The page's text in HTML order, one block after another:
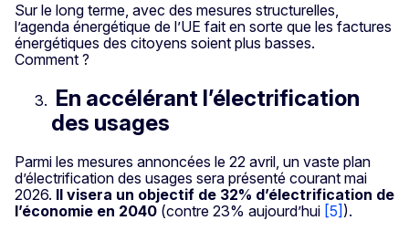
Sur le long terme, avec des mesures structurelles,
l’agenda énergétique de l’UE fait en sorte que les factures
énergétiques des citoyens soient plus basses.
Comment ?
En accélérant l’électrification
des usages
Parmi les mesures annoncées le 22 avril, un vaste plan
d’électrification des usages sera présenté courant mai
2026. Il visera un objectif de 32% d’électrification de
l’économie en 2040 (contre 23% aujourd’hui [5] ).